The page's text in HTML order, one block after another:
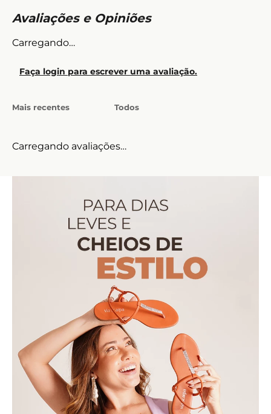
Carregando…
Faça login para escrever uma avaliação.
Mais recentes Todos
Carregando avaliações…